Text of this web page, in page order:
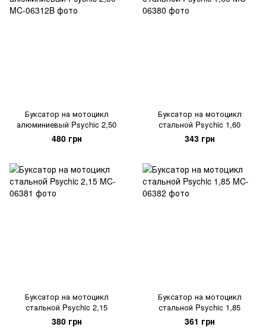
Буксатор на мотоцикл
алюминиевый Psychic 2,50
480 грн
Буксатор на мотоцикл
стальной Psychic 1,60
343 грн
Буксатор на мотоцикл
стальной Psychic 2,15
380 грн
Буксатор на мотоцикл
стальной Psychic 1,85
361 грн